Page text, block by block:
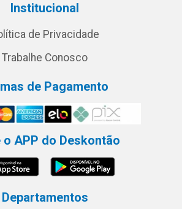
Institucional
de Privacidade
Trabalhe Conosco
de Pagamento
o APP do Deskontão
Departamentos